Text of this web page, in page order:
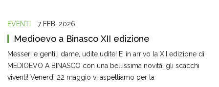
EVENTI 7 FEB, 2026
Medioevo a Binasco XII edizione
Messeri e gentili dame, udite udite! E’ in arrivo la XII edizione di
MEDIOEVO A BINASCO con una bellissima novità: gli scacchi
viventi! Venerdì 22 maggio vi aspettiamo per la